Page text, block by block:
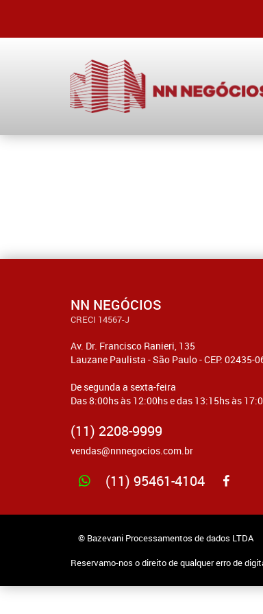
NN NEGÓCIOS
CRECI 14567-J
Av. Dr. Francisco Ranieri, 135
Lauzane Paulista - São Paulo - CEP: 02435-
De segunda a sexta-feira
Das 8:00hs às 12:00hs e das 13:15hs às
(11) 2208-9999
vendas@nnnegocios.com.br
(11) 95461-4104
© Bazevani Processamentos de dados LTDA
Reservamo-nos o direito de qualquer erro de